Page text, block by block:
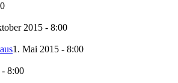
2015 - 8:00
1. Mai 2015 - 8:00
8:00